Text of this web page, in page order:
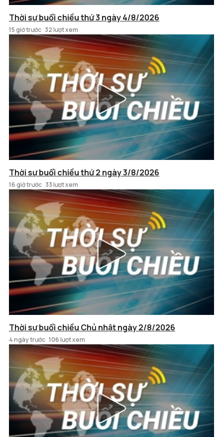
Thời sự buổi chiều thứ 3 ngày 4/8/2026
15 giờ trước 32 lượt xem
Thời sự buổi chiều thứ 2 ngày 3/8/2026
16 giờ trước 33 lượt xem
Thời sự buổi chiều Chủ nhật ngày 2/8/2026
4 ngày trước 106 lượt xem